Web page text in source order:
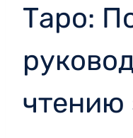
Таро:
чтению